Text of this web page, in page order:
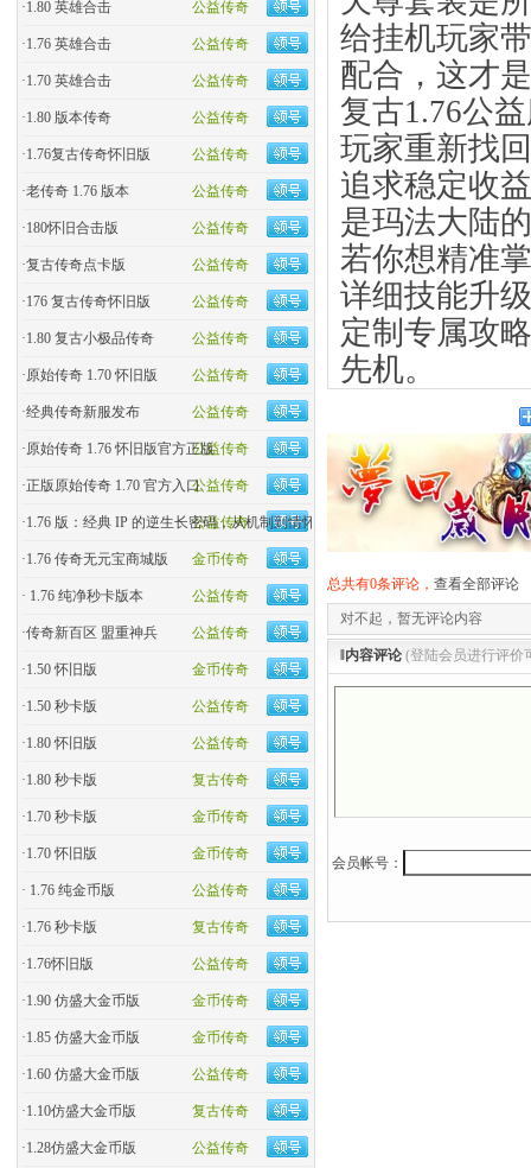
公益传奇
·1.80 英雄合击
公益传奇
·1.76 英雄合击
公益传奇
·1.70 英雄合击
公益传奇
·1.80 版本传奇
公益传奇
·1.76复古传奇怀旧版
公益传奇
·老传奇 1.76 版本
公益传奇
·180怀旧合击版
公益传奇
·复古传奇点卡版
公益传奇
·176 复古传奇怀旧版
公益传奇
·1.80 复古小极品传奇
公益传奇
·原始传奇 1.70 怀旧版
公益传奇
·经典传奇新服发布
公益传奇
·原始传奇 1.76 怀旧版官方正版
公益传奇
·正版原始传奇 1.70 官方入口
公益传奇
·1.76 版：经典 IP 的逆生长密码，从机制到情怀的全民�
金币传奇
·1.76 传奇无元宝商城版
公益传奇
· 1.76 纯净秒卡版本
公益传奇
·传奇新百区 盟重神兵
金币传奇
·1.50 怀旧版
公益传奇
·1.50 秒卡版
公益传奇
·1.80 怀旧版
复古传奇
·1.80 秒卡版
金币传奇
·1.70 秒卡版
金币传奇
·1.70 怀旧版
公益传奇
· 1.76 纯金币版
复古传奇
·1.76 秒卡版
公益传奇
·1.76怀旧版
金币传奇
·1.90 仿盛大金币版
金币传奇
·1.85 仿盛大金币版
公益传奇
·1.60 仿盛大金币版
复古传奇
·1.10仿盛大金币版
公益传奇
·1.28仿盛大金币版
给挂机玩家
配合，这才
复古1.76公
玩家重新找
追求稳定收
是玛法大陆
若你想精准
详细技能升
定制专属攻
先机。
总共有0条评论， 查看全部评论
对不起，暂无评论内容
‖内容评论 (登陆会员进行评价
会员帐号：